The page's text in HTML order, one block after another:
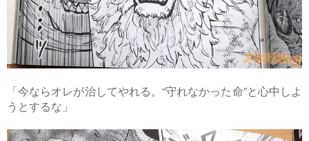
「今ならオレが治してやれる。“守れなかった命”と心中しよ
うとするな」